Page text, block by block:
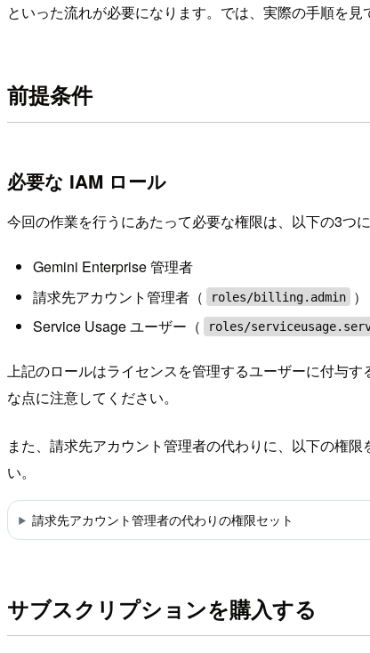
といった流れが必要になります。では、実際の手順を見
前提条件
必要な IAM ロール
今回の作業を行うにあたって必要な権限は、以下の3つに
Gemini Enterprise 管理者
請求先アカウント管理者（
roles/billing.admin
）
Service Usage ユーザー（
roles/
上記のロールはライセンスを管理するユーザーに付与
な点に注意してください。
また、請求先アカウント管理者の代わりに、以下の権
い。
請求先アカウント管理者の代わりの権限セット
サブスクリプションを購入する